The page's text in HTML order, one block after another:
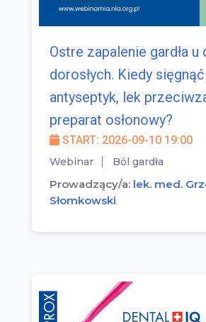
Ostre zapalenie gardła u
dorosłych. Kiedy
antyseptyk, lek
preparat osłonowy?
START: 2026-09-10 19:00
Webinar Ból gardła
Prowadzący/a: lek. med.
Słomkowski